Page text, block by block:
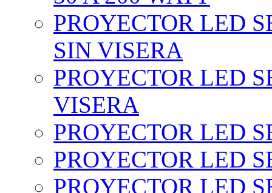
PROYECTOR LED
SIN VISERA
PROYECTOR LED
VISERA
PROYECTOR LED
PROYECTOR LED
PROYECTOR LED